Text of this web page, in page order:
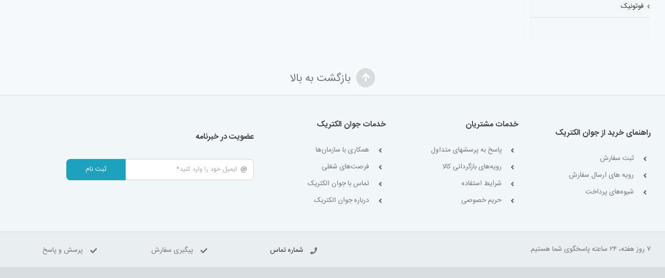
فوتونیک
بازگشت به بالا
راهنمای خرید از جوان الکتریک
ثبت سفارش
رویه های ارسال سفارش
شیوه‌های پرداخت
خدمات مشتریان
پاسخ به پرسشهای متداول
رویه‌های بازگردانی کالا
شرایط استفاده
حریم خصوصی
خدمات جوان الکتریک
همکاری با سازمان‌ها
فرصت‌های شغلی
تماس با جوان الکتریک
درباره جوان الکتریک
عضویت در خبرنامه
ثبت نام
۷ روز هفته، ۲۴ ساعته پاسخگوی شما هستیم. شماره تماس پیگیری سفارش پرسش و پاسخ